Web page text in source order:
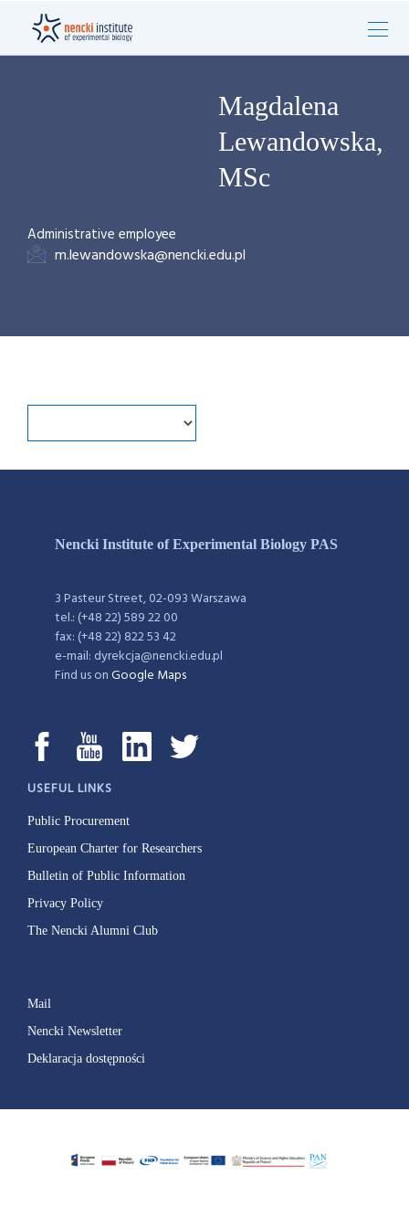
Magdalena
Lewandowska,
MSc
Administrative employee
m.lewandowska@nencki.edu.pl
Nencki Institute of Experimental Biology PAS
3 Pasteur Street, 02-093 Warszawa
tel.: (+48 22) 589 22 00
fax: (+48 22) 822 53 42
e-mail: dyrekcja@nencki.edu.pl
Find us onGoogle Maps
USEFUL LINKS
Public Procurement
European Charter for Researchers
Bulletin of Public Information
Privacy Policy
The Nencki Alumni Club
Mail
Nencki Newsletter
Deklaracja dostępności